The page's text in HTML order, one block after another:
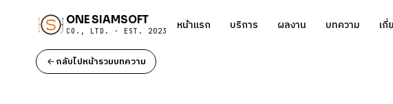
ONE SIAMSOFT
CO., LTD. · EST. 2023 หน้าแรก บริการ ผลงาน บทความ เกี่
กลับไปหน้ารวมบทความ